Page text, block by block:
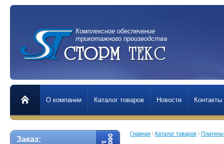
Комплексное обеспечение
трикотажного производства
О компании Каталог товаров Новости Контакты
Заказ:
Главная \ Каталог товаров \